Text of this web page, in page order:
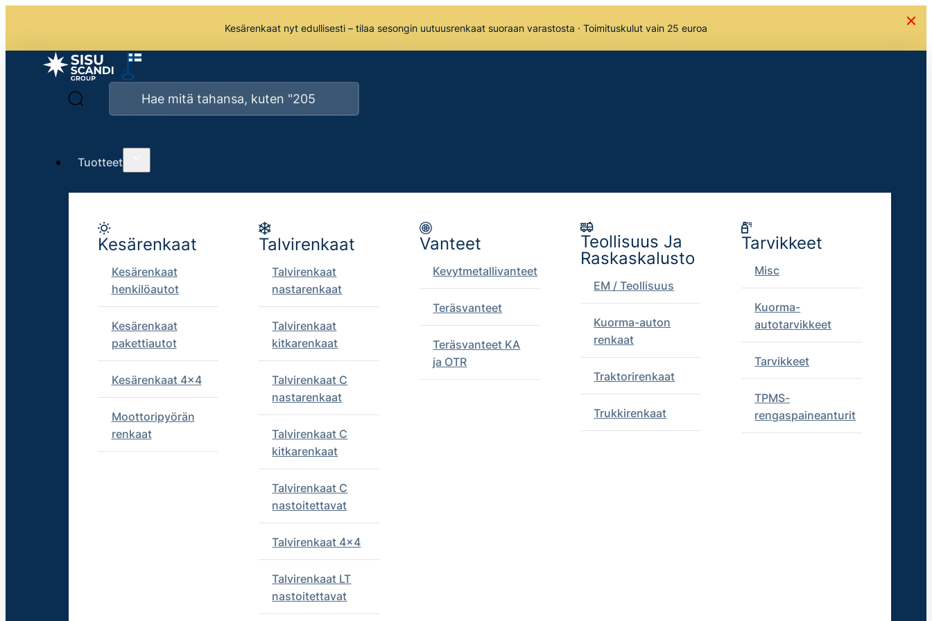
Kesärenkaat nyt edullisesti – tilaa sesongin uutuusrenkaat suoraan varastosta · Toimituskulut vain 25 euroa
Tuotteet
Kesärenkaat
Kesärenkaat
henkilöautot
Kesärenkaat
pakettiautot
Kesärenkaat 4x4
Moottoripyörän
renkaat
Talvirenkaat
Talvirenkaat
nastarenkaat
Talvirenkaat
kitkarenkaat
Talvirenkaat C
nastarenkaat
Talvirenkaat C
kitkarenkaat
Talvirenkaat C
nastoitettavat
Talvirenkaat 4x4
Talvirenkaat LT
nastoitettavat
Vanteet
Kevytmetallivanteet
Teräsvanteet
Teräsvanteet KA
ja OTR
Teollisuus Ja
Raskaskalusto
EM / Teollisuus
Kuorma-auton
renkaat
Traktorirenkaat
Trukkirenkaat
Tarvikkeet
Misc
Kuorma-
autotarvikkeet
Tarvikkeet
TPMS-
rengaspaineanturit